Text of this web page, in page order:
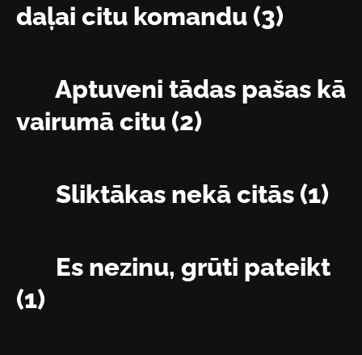
daļai citu komandu (3)
Aptuveni tādas pašas kā
vairumā citu (2)
Sliktākas nekā citās (1)
Es nezinu, grūti pateikt
(1)